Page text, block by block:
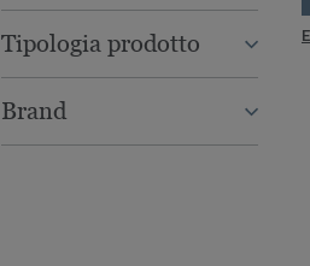
Tipologia prodotto
Brand